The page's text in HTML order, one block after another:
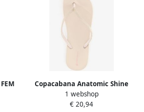
Copacabana Anatomic Shine
dames teenslippers beige
1 webshop
€ 20,94